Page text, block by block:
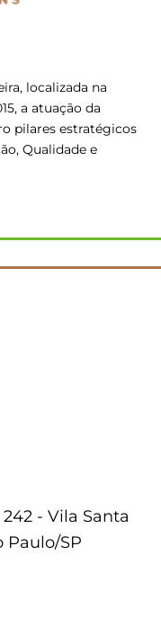
localizada na
a atuação da
pilares estratégicos
Qualidade e
- Vila Santa
Paulo/SP